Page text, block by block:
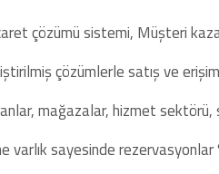
çözümü sistemi, Müşteri
çözümlerle satış ve
mağazalar, hizmet sektörü,
varlık sayesinde rezervasyonlar